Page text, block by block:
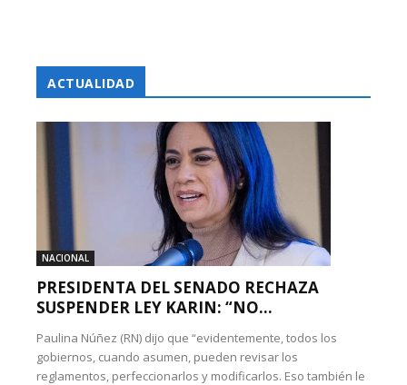
ACTUALIDAD
NACIONAL
PRESIDENTA DEL SENADO RECHAZA
SUSPENDER LEY KARIN: “NO...
Paulina Núñez (RN) dijo que “evidentemente, todos los
gobiernos, cuando asumen, pueden revisar los
reglamentos, perfeccionarlos y modificarlos. Eso también le